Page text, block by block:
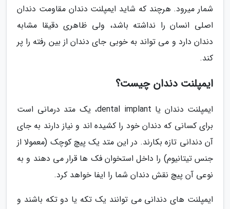
شمار میرود. هرچند که شاید ایمپلنت دندان مقاومت دندان
اصلی انسان را نداشته باشد، ولی ظاهری دقیقا مشابه
دندان دارد و می تواند به خوبی جای دندان از بین رفته را پر
کند.
ایمپلنت دندان چیست؟
ایمپلنت دندان یا dental implant، یک متد درمانی است
برای کسانی که دندان خود را کشیده اند و نیاز دارند به جای
آن دندانی تازه بکارند. در این متد یک پیچ کوچک (معمولا از
جنس تیتانیوم) را داخل استخوان فک ها قرار می دهند و به
نوعی آن پیچ نقش دندان شما را ایفا خواهد کرد.
ایمپلنت های دندانی می توانند یک تکه یا دو تکه باشند و